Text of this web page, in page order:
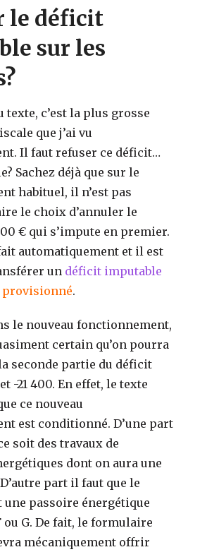
le déficit
sur les
texte, c’est la plus grosse
que j’ai vu
Il faut refuser ce déficit…
Sachez déjà que sur le
habituel, il n’est pas
le choix d’annuler le
€ qui s’impute en premier.
automatiquement et il est
un déficit imputable
.
le nouveau fonctionnement,
certain qu’on pourra
seconde partie du déficit
-21 400. En effet, le texte
ce nouveau
est conditionné. D’une part
soit des travaux de
dont on aura une
part il faut que le
passoire énergétique
ou G. De fait, le formulaire
mécaniquement offrir